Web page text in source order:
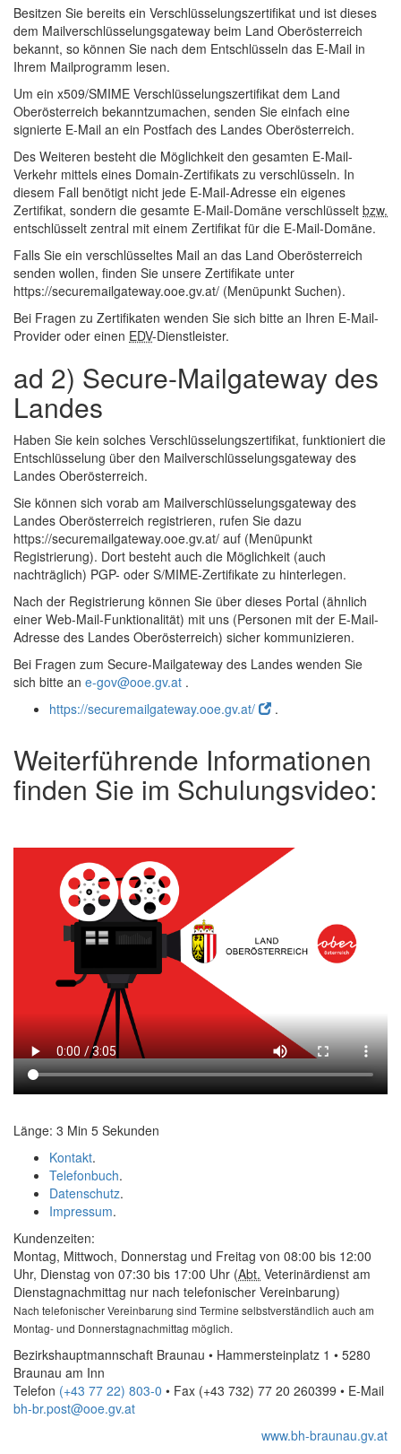
Besitzen Sie bereits ein Verschlüsselungszertifikat und ist dieses
dem Mailverschlüsselungsgateway beim Land Oberösterreich
bekannt, so können Sie nach dem Entschlüsseln das E-Mail in
Ihrem Mailprogramm lesen.
Um ein x509/SMIME Verschlüsselungszertifikat dem Land
Oberösterreich bekanntzumachen, senden Sie einfach eine
signierte E-Mail an ein Postfach des Landes Oberösterreich.
Des Weiteren besteht die Möglichkeit den gesamten E-Mail-
Verkehr mittels eines Domain-Zertifikats zu verschlüsseln. In
diesem Fall benötigt nicht jede E-Mail-Adresse ein eigenes
Zertifikat, sondern die gesamte E-Mail-Domäne verschlüsselt bzw.
entschlüsselt zentral mit einem Zertifikat für die E-Mail-Domäne.
Falls Sie ein verschlüsseltes Mail an das Land Oberösterreich
senden wollen, finden Sie unsere Zertifikate unter
https://securemailgateway.ooe.gv.at/ (Menüpunkt Suchen).
Bei Fragen zu Zertifikaten wenden Sie sich bitte an Ihren E-Mail-
Provider oder einen EDV-Dienstleister.
ad 2) Secure-Mailgateway des
Landes
Haben Sie kein solches Verschlüsselungszertifikat, funktioniert die
Entschlüsselung über den Mailverschlüsselungsgateway des
Landes Oberösterreich.
Sie können sich vorab am Mailverschlüsselungsgateway des
Landes Oberösterreich registrieren, rufen Sie dazu
https://securemailgateway.ooe.gv.at/ auf (Menüpunkt
Registrierung). Dort besteht auch die Möglichkeit (auch
nachträglich) PGP- oder S/MIME-Zertifikate zu hinterlegen.
Nach der Registrierung können Sie über dieses Portal (ähnlich
einer Web-Mail-Funktionalität) mit uns (Personen mit der E-Mail-
Adresse des Landes Oberösterreich) sicher kommunizieren.
Bei Fragen zum Secure-Mailgateway des Landes wenden Sie
sich bitte an e-gov@ooe.gv.at .
https://securemailgateway.ooe.gv.at/
.
Weiterführende Informationen
finden Sie im Schulungsvideo:
Länge: 3 Min 5 Sekunden
Kontakt.
Telefonbuch.
Datenschutz.
Impressum.
Kundenzeiten:
Montag, Mittwoch, Donnerstag und Freitag von 08:00 bis 12:00
Uhr, Dienstag von 07:30 bis 17:00 Uhr (Abt. Veterinärdienst am
Dienstagnachmittag nur nach telefonischer Vereinbarung)
Nach telefonischer Vereinbarung sind Termine selbstverständlich auch am
Montag- und Donnerstagnachmittag möglich.
Bezirkshauptmannschaft Braunau • Hammersteinplatz 1 • 5280
Braunau am Inn
Telefon (+43 77 22) 803-0 • Fax (+43 732) 77 20 260399 • E-Mail
bh-br.post@ooe.gv.at
www.bh-braunau.gv.at